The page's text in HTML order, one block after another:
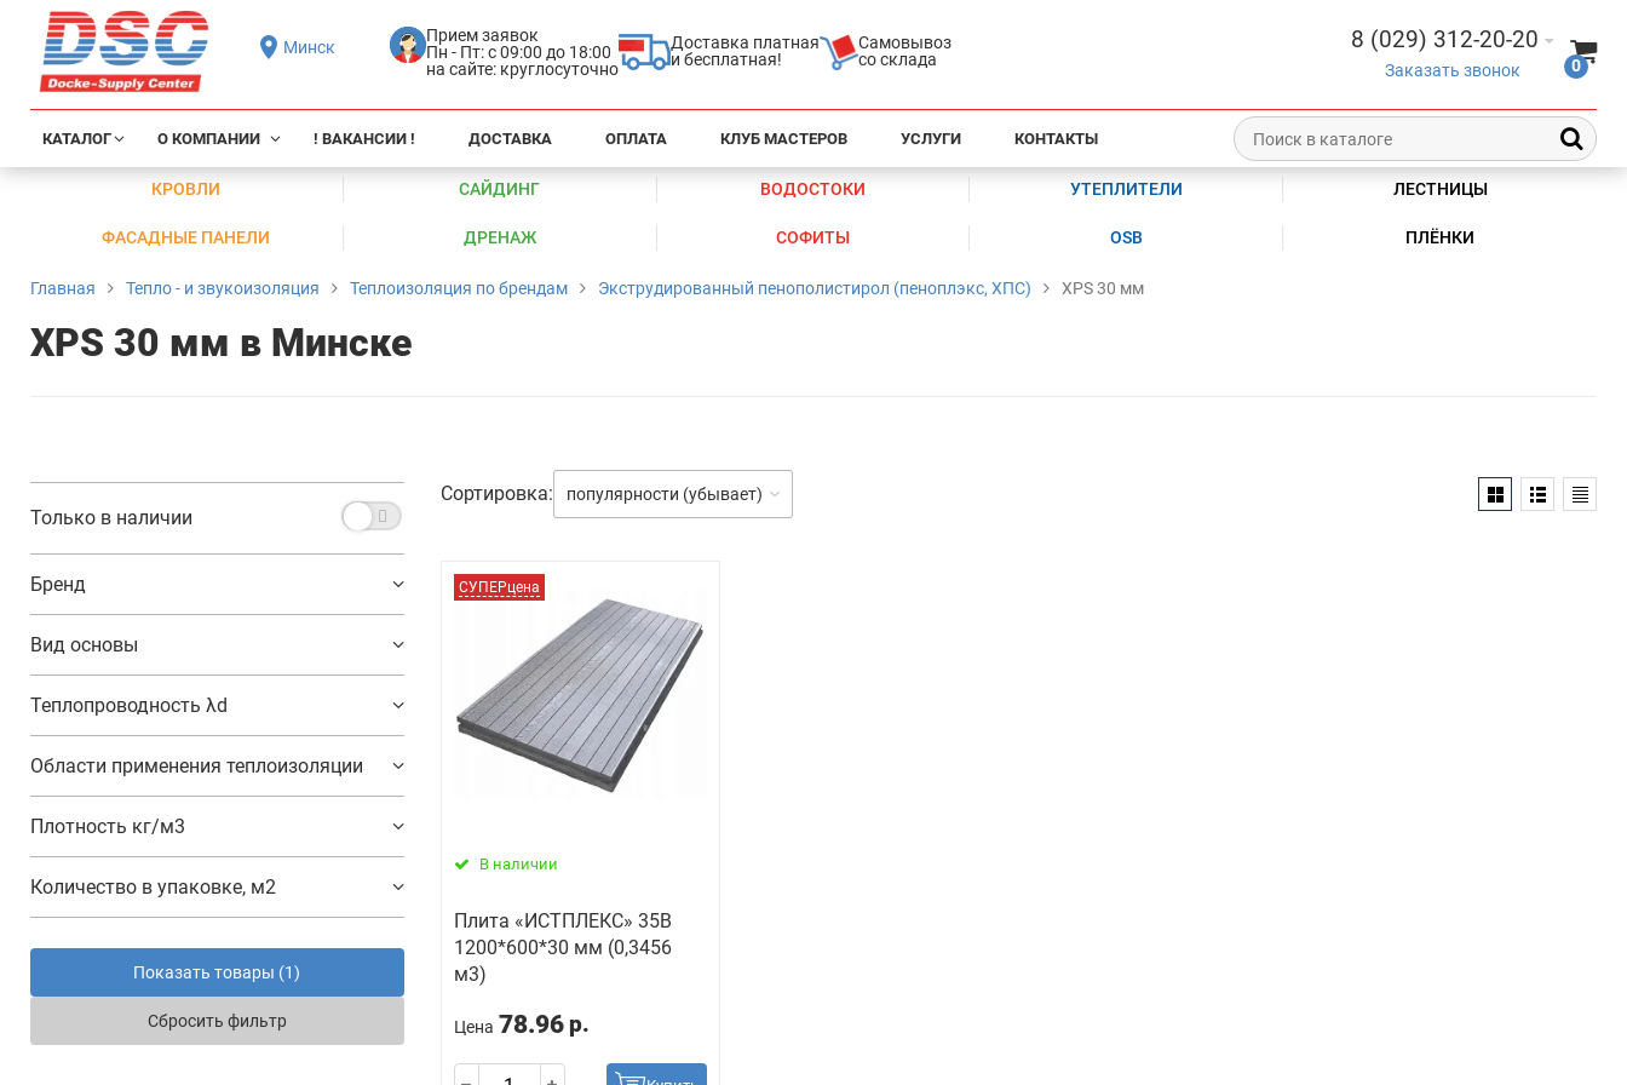
Минск
Прием заявок
Пн - Пт: с 09:00 до 18:00
на сайте: круглосуточно
Доставка платная
и бесплатная!
Самовывоз
со склада
8 (029) 312-20-20
Заказать звонок 0
КАТАЛОГ О КОМПАНИИ ! ВАКАНСИИ ! ДОСТАВКА ОПЛАТА КЛУБ МАСТЕРОВ УСЛУГИ КОНТАКТЫ
КРОВЛИ САЙДИНГ ВОДОСТОКИ УТЕПЛИТЕЛИ ЛЕСТНИЦЫ
ФАСАДНЫЕ ПАНЕЛИ ДРЕНАЖ СОФИТЫ OSB ПЛЁНКИ
Главная Тепло - и звукоизоляция Теплоизоляция по брендам Экструдированный пенополистирол (пеноплэкс, ХПС) XPS 30 мм
XPS 30 мм в Минске
Только в наличии
Бренд
Вид основы
Теплопроводность λd
Области применения теплоизоляции
Плотность кг/м3
Количество в упаковке, м2
Показать товары (1)
Сбросить фильтр
Сортировка: популярности (убывает)
СУПЕРцена
В наличии
Плита «ИСТПЛЕКС» 35В
1200*600*30 мм (0,3456
м3)
Цена 78.96 р.